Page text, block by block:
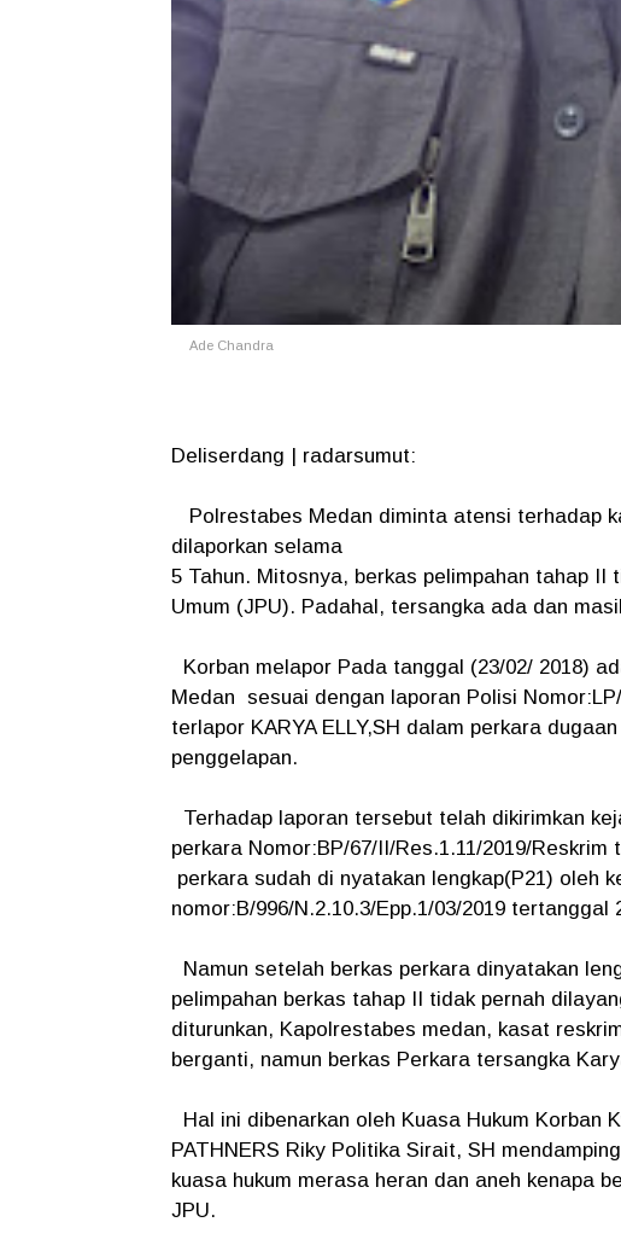
Ade Chandra
Deliserdang | radarsumut:
Polrestabes Medan diminta atensi terhadap
dilaporkan selama
5 Tahun. Mitosnya, berkas pelimpahan tahap II
Umum (JPU). Padahal, tersangka ada dan
Korban melapor Pada tanggal (23/02/ 2018)
Medan sesuai dengan laporan Polisi
terlapor KARYA ELLY,SH dalam perkara
penggelapan.
Terhadap laporan tersebut telah dikirimkan
perkara Nomor:BP/67/II/Res.1.11/2019/
perkara sudah di nyatakan lengkap(P21) oleh
nomor:B/996/N.2.10.3/Epp.1/03/2019 tertanggal
Namun setelah berkas perkara dinyatakan
pelimpahan berkas tahap II tidak pernah
diturunkan, Kapolrestabes medan, kasat
berganti, namun berkas Perkara tersangka
Hal ini dibenarkan oleh Kuasa Hukum Korban
PATHNERS Riky Politika Sirait, SH
kuasa hukum merasa heran dan aneh kenapa
JPU.